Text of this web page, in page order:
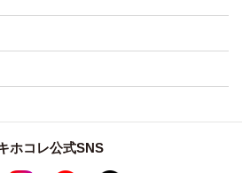
ホコレ公式SNS